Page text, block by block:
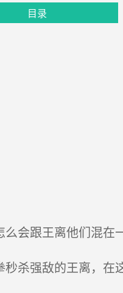
目录
会跟王离他们混在
杀强敌的王离，在